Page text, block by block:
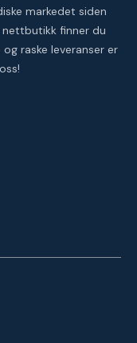
markedet siden
finner du
raske leveranser er